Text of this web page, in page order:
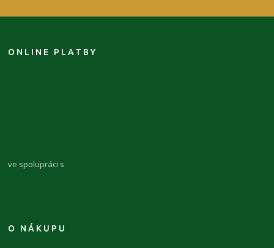
ONLINE PLATBY
ve spolupráci s
O NÁKUPU